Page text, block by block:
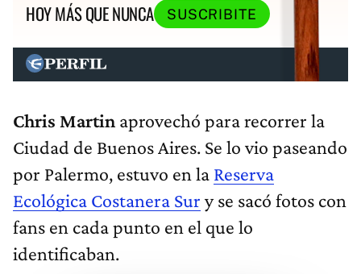
HOY MÁS QUE NUNCA
SUSCRIBITE
Chris Martin aprovechó para recorrer la
Ciudad de Buenos Aires. Se lo vio paseando
por Palermo, estuvo en la Reserva
Ecológica Costanera Sur y se sacó fotos con
fans en cada punto en el que lo
identificaban.